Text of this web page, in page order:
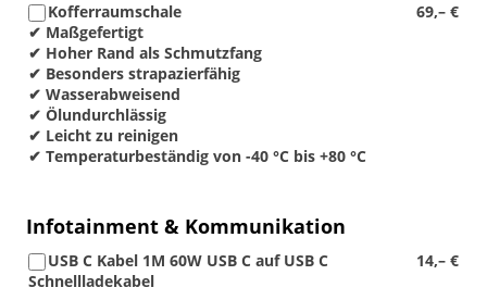
69,– €
Kofferraumschale
✔ Maßgefertigt
✔ Hoher Rand als Schmutzfang
✔ Besonders strapazierfähig
✔ Wasserabweisend
✔ Ölundurchlässig
✔ Leicht zu reinigen
✔ Temperaturbeständig von -40 °C bis +80 °C
Infotainment & Kommunikation
14,– €
USB C Kabel 1M 60W USB C auf USB C
Schnellladekabel